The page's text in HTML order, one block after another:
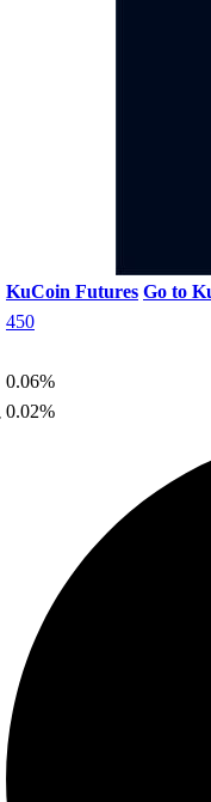
KuCoin Futures Go to
450
0.06%
0.02%